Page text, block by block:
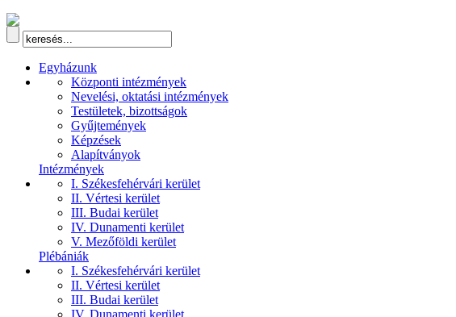
Egyházunk
Központi intézmények
Nevelési, oktatási intézmények
Testületek, bizottságok
Gyűjtemények
Képzések
Alapítványok
Intézmények
I. Székesfehérvári kerület
II. Vértesi kerület
III. Budai kerület
IV. Dunamenti kerület
V. Mezőföldi kerület
Plébániák
I. Székesfehérvári kerület
II. Vértesi kerület
III. Budai kerület
IV. Dunamenti kerület